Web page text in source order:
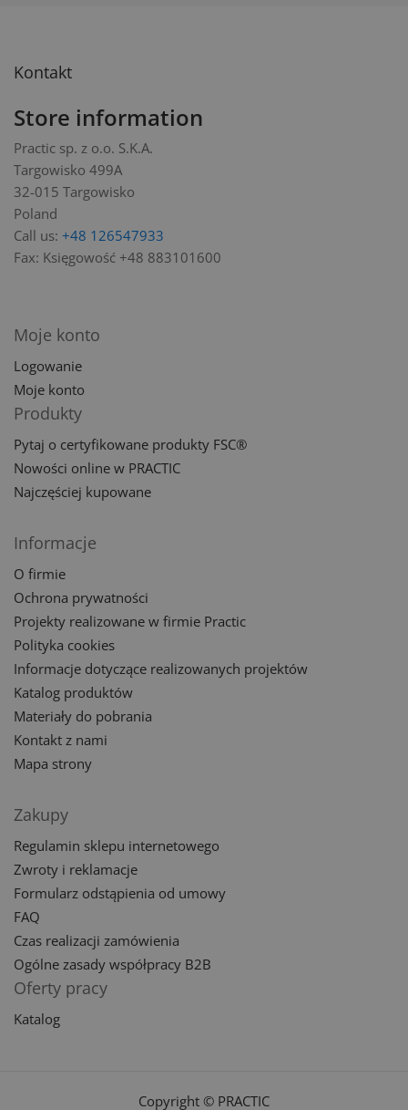
Kontakt
Store information
Practic sp. z o.o. S.K.A.
Targowisko 499A
32-015 Targowisko
Poland
Call us: +48 126547933
Fax: Księgowość +48 883101600
Moje konto
Logowanie
Moje konto
Produkty
Pytaj o certyfikowane produkty FSC®
Nowości online w PRACTIC
Najczęściej kupowane
Informacje
O firmie
Ochrona prywatności
Projekty realizowane w firmie Practic
Polityka cookies
Informacje dotyczące realizowanych projektów
Katalog produktów
Materiały do pobrania
Kontakt z nami
Mapa strony
Zakupy
Regulamin sklepu internetowego
Zwroty i reklamacje
Formularz odstąpienia od umowy
FAQ
Czas realizacji zamówienia
Ogólne zasady współpracy B2B
Oferty pracy
Katalog
Copyright © PRACTIC